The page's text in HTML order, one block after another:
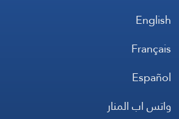
English
Français
Español
واتس اب المنار